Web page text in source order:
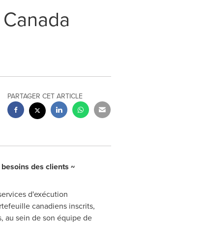
PARTAGER CET ARTICLE
des clients ~
d'exécution
canadiens inscrits,
au sein de son équipe de